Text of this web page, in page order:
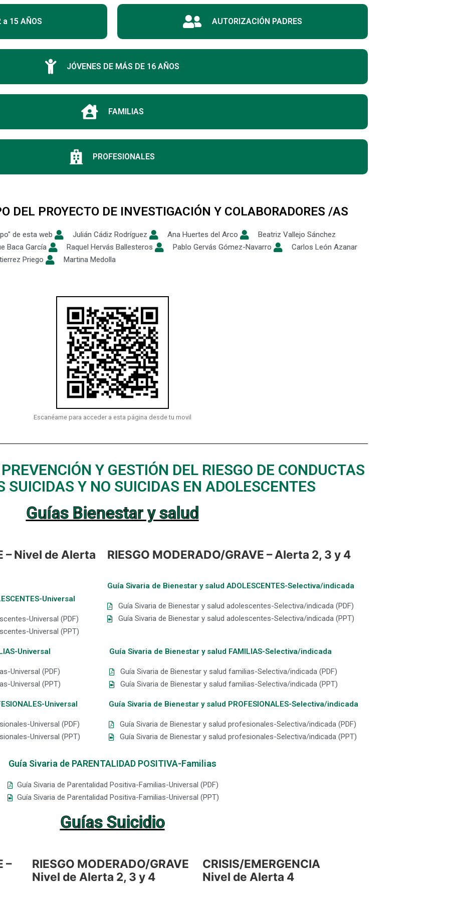
a 15 AÑOS AUTORIZACIÓN PADRES
JÓVENES DE MÁS DE 16 AÑOS
FAMILIAS
PROFESIONALES
DEL PROYECTO DE INVESTIGACIÓN Y COLABORADORES /AS
de esta web Julián Cádiz Rodríguez Ana Huertes del Arco
Beatriz Vallejo Sánchez
Baca García
Raquel Hervás Ballesteros Pablo Gervás Gómez-Navarro
Carlos León Azanar
Priego
Martina Medolla
Escanéame para acceder a esta página desde tu movil
Y GESTIÓN DEL RIESGO DE CONDUCTAS
SUICIDAS Y NO SUICIDAS EN ADOLESCENTES
Guías Bienestar y salud
– Nivel de Alerta
Universal
Universal (PDF)
Universal (PPT)
RIESGO MODERADO/GRAVE – Alerta 2, 3 y 4
Guía Sivaria de Bienestar y salud ADOLESCENTES-Selectiva/indicada
Guía Sivaria de Bienestar y salud adolescentes-Selectiva/indicada (PDF)
Guía Sivaria de Bienestar y salud adolescentes-Selectiva/indicada (PPT)
Universal
Universal (PDF)
Universal (PPT)
Guía Sivaria de Bienestar y salud FAMILIAS-Selectiva/indicada
Guía Sivaria de Bienestar y salud familias-Selectiva/indicada (PDF)
Guía Sivaria de Bienestar y salud familias-Selectiva/indicada (PPT)
Universal
Universal (PDF)
Universal (PPT)
Guía Sivaria de Bienestar y salud PROFESIONALES-Selectiva/indicada
Guía Sivaria de Bienestar y salud profesionales-Selectiva/indicada (PDF)
Guía Sivaria de Bienestar y salud profesionales-Selectiva/indicada (PPT)
Guía Sivaria de PARENTALIDAD POSITIVA-Familias
Guía Sivaria de Parentalidad Positiva-Familias-Universal (PDF)
Guía Sivaria de Parentalidad Positiva-Familias-Universal (PPT)
Guías Suicidio
–
RIESGO MODERADO/GRAVE
Nivel de Alerta 2, 3 y 4
CRISIS/EMERGENCIA
Nivel de Alerta 4